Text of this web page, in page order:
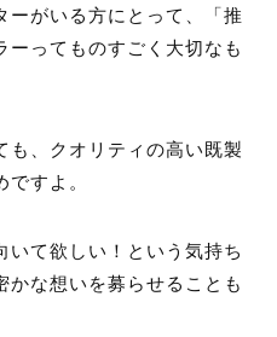
ーがいる方にとって、「推
ーってものすごく大切なも
も、クオリティの高い既製
すよ。
て欲しい！という気持ち
かな想いを募らせることも